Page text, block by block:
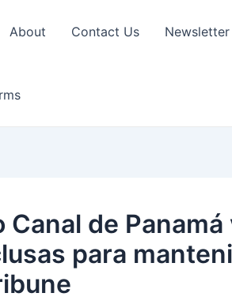
About Contact Us Newsletter
de Panamá
para